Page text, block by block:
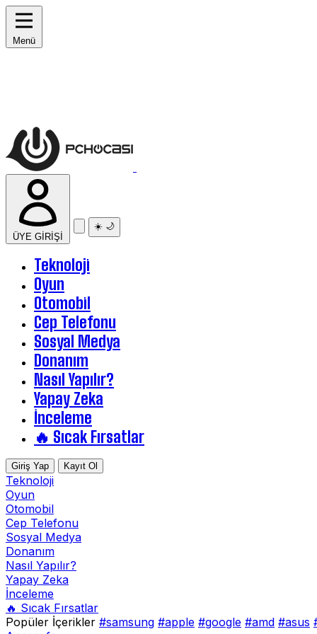
Menü
ÜYE GİRİŞİ
☀️ 🌙
Teknoloji
Oyun
Otomobil
Cep Telefonu
Sosyal Medya
Donanım
Nasıl Yapılır?
Yapay Zeka
İnceleme
🔥 Sıcak Fırsatlar
Giriş Yap Kayıt Ol
Teknoloji
Oyun
Otomobil
Cep Telefonu
Sosyal Medya
Donanım
Nasıl Yapılır?
Yapay Zeka
İnceleme
🔥 Sıcak Fırsatlar
Popüler İçerikler #samsung #apple #google #amd #asus